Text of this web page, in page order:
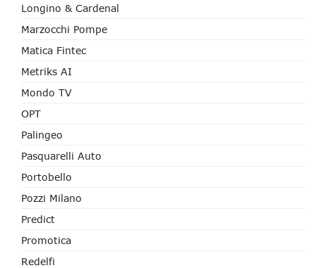
Longino & Cardenal
Marzocchi Pompe
Matica Fintec
Metriks AI
Mondo TV
OPT
Palingeo
Pasquarelli Auto
Portobello
Pozzi Milano
Predict
Promotica
Redelfi